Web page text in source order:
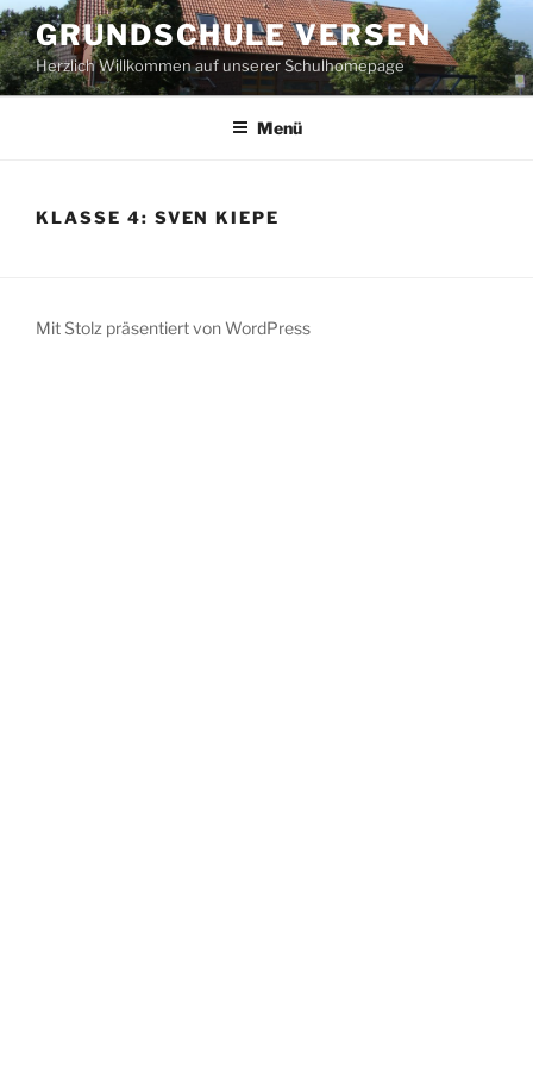
Zum
Inhalt
springen
GRUNDSCHULE VERSEN
Herzlich Willkommen auf unserer Schulhomepage
Menü
KLASSE 4: SVEN KIEPE
Mit Stolz präsentiert von WordPress